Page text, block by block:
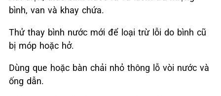
bình, van và khay chứa.
Thử thay bình nước mới để loại trừ lỗi do bình cũ
bị móp hoặc hở.
Dùng que hoặc bàn chải nhỏ thông lỗ vòi nước và
ống dẫn.